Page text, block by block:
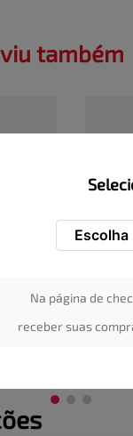
Na página de
receber suas
também
Clean
48